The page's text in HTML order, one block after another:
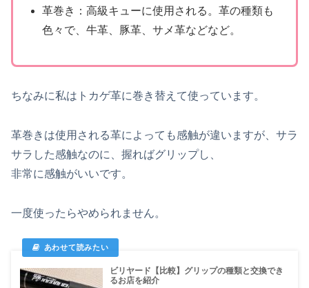
革巻き：高級キューに使用される。革の種類も
色々で、牛革、豚革、サメ革などなど。
ちなみに私はトカゲ革に巻き替えて使っています。
革巻きは使用される革によっても感触が違いますが、サラ
サラした感触なのに、握ればグリップし、
非常に感触がいいです。
一度使ったらやめられません。
ビリヤード【比較】グリップの種類と交換でき
るお店を紹介